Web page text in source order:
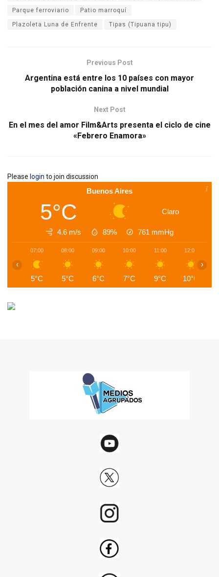
Parque ferroviario Patio marroquí
Plazoleta Luna de Enfrente Tipas (Tipuana tipu)
Previous Post
Argentina está entre los 10 países con mayor
población canina a nivel mundial
Next Post
En el mes del amor Film&Arts presenta el ciclo de cine
«Febrero Enamora»
Please login to join discussion
Buenos Aires
5°C Claro
4.6 m/s 89% 761 mmHg
07:00
5°C
08:00
5°C
09:00
6°C
10:00
7°C
11:00
9°C
12:00
10°C
‹ ›